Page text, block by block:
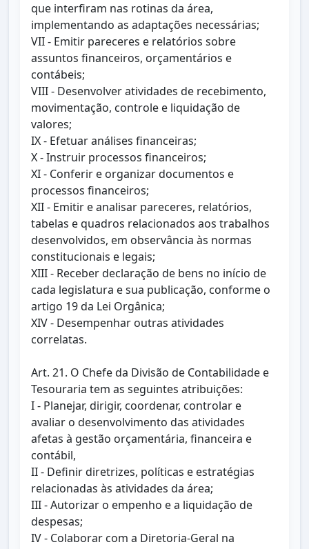
que interfiram nas rotinas da área,
implementando as adaptações necessárias;
VII - Emitir pareceres e relatórios sobre
assuntos financeiros, orçamentários e
contábeis;
VIII - Desenvolver atividades de recebimento,
movimentação, controle e liquidação de
valores;
IX - Efetuar análises financeiras;
X - Instruir processos financeiros;
XI - Conferir e organizar documentos e
processos financeiros;
XII - Emitir e analisar pareceres, relatórios,
tabelas e quadros relacionados aos trabalhos
desenvolvidos, em observância às normas
constitucionais e legais;
XIII - Receber declaração de bens no início de
cada legislatura e sua publicação, conforme o
artigo 19 da Lei Orgânica;
XIV - Desempenhar outras atividades
correlatas.
Art. 21. O Chefe da Divisão de Contabilidade e
Tesouraria tem as seguintes atribuições:
I - Planejar, dirigir, coordenar, controlar e
avaliar o desenvolvimento das atividades
afetas à gestão orçamentária, financeira e
contábil,
II - Definir diretrizes, políticas e estratégias
relacionadas às atividades da área;
III - Autorizar o empenho e a liquidação de
despesas;
IV - Colaborar com a Diretoria-Geral na